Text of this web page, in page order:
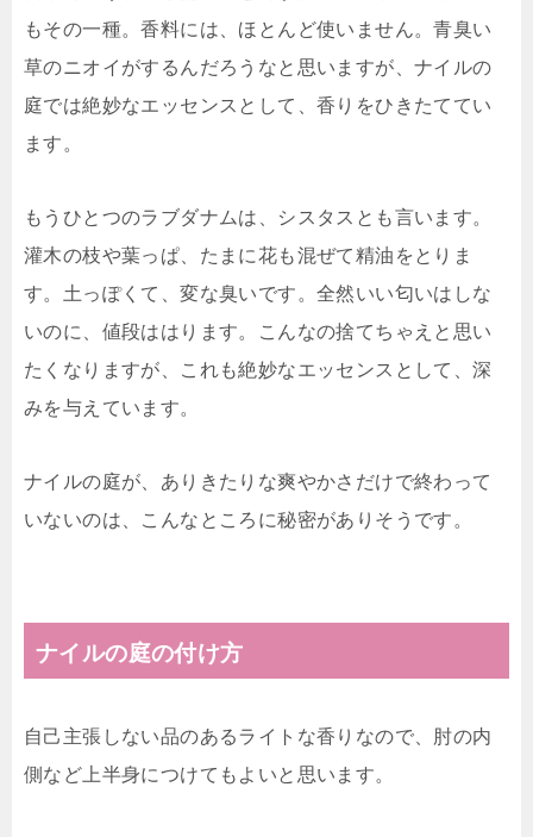
もその一種。香料には、ほとんど使いません。青臭い
草のニオイがするんだろうなと思いますが、ナイルの
庭では絶妙なエッセンスとして、香りをひきたててい
ます。
もうひとつのラブダナムは、シスタスとも言います。
灌木の枝や葉っぱ、たまに花も混ぜて精油をとりま
す。土っぽくて、変な臭いです。全然いい匂いはしな
いのに、値段ははります。こんなの捨てちゃえと思い
たくなりますが、これも絶妙なエッセンスとして、深
みを与えています。
ナイルの庭が、ありきたりな爽やかさだけで終わって
いないのは、こんなところに秘密がありそうです。
ナイルの庭の付け方
自己主張しない品のあるライトな香りなので、肘の内
側など上半身につけてもよいと思います。